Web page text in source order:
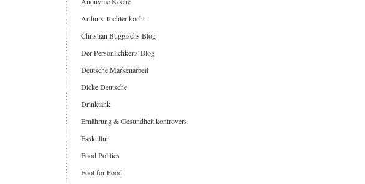
Arthurs Tochter kocht
Christian Buggischs Blog
Der Persönlichkeits-Blog
Deutsche Markenarbeit
Dicke Deutsche
Drinktank
Ernährung & Gesundheit kontrovers
Esskultur
Food Politics
Fool for Food